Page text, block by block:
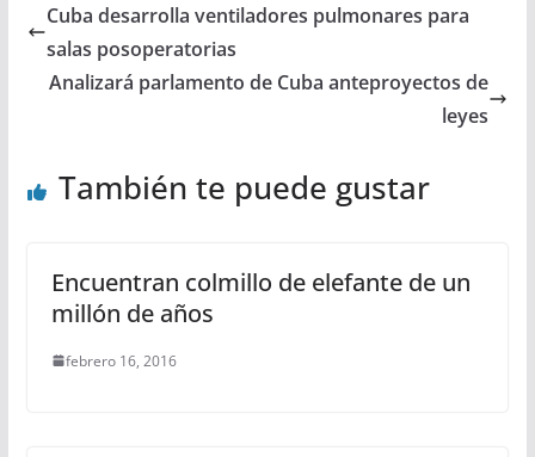
Cuba desarrolla ventiladores pulmonares para
salas posoperatorias
Analizará parlamento de Cuba anteproyectos de
leyes
También te puede gustar
Encuentran colmillo de elefante de un
millón de años
febrero 16, 2016